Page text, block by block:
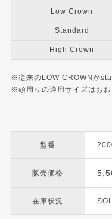
Low Crown
Standard
High Crown
※従来のLOW CROWNが
※頭周りの適用サイズはおお
型番
販売価格
在庫状況